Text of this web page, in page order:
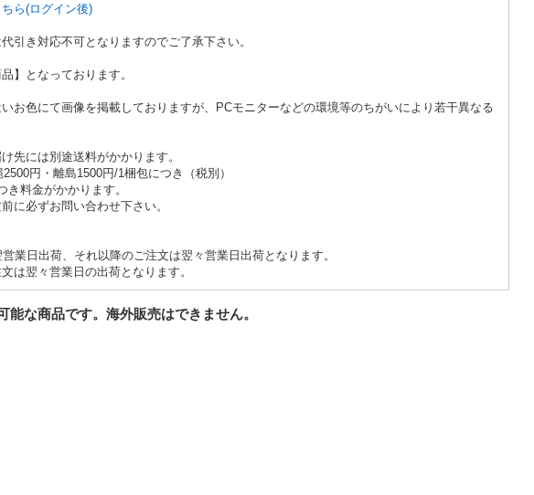
ら(ログイン後)
引き対応不可となりますのでご了承下さい。
】 となっております。
お色にて画像を掲載しておりますが、PCモニターなどの環境等のちがいにより若干異なる
先には別途送料がかかります。
円・離島1500円/1梱包につき（税別）
料金がかかります。
に必ずお問い合わせ下さい。
業日出荷、それ以降のご注文は翌々営業日出荷となります。
は翌々営業日の出荷となります。
な商品です。海外販売はできません。